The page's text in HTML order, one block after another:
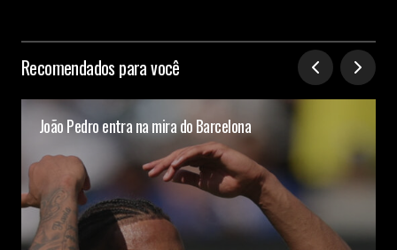
Recomendados para você
João Pedro entra na mira do Barcelona